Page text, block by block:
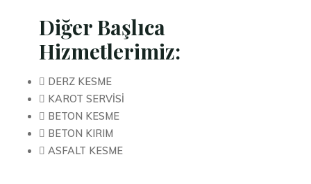
Diğer Başlıca
Hizmetlerimiz:
 DERZ KESME
 KAROT SERVİSİ
 BETON KESME
 BETON KIRIM
 ASFALT KESME